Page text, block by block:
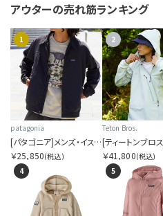
アウターの売れ筋ランキング
1
patagonia
[パタゴニア]メンズ・イスマス・アンラインド・ジャケット
￥25,850(税込)
2
Teton Bros.
￥41,800(税込)
4
5